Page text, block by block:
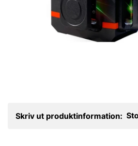
Skriv ut produktinformation: